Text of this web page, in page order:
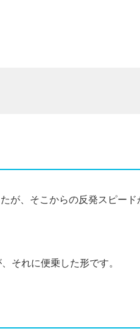
、そこからの反発スピー
それに便乗した形です。